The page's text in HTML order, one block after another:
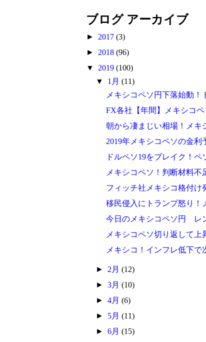
ブログ アーカイブ
► 2017 (3)
► 2018 (96)
▼ 2019 (100)
▼ 1月(11)
メキシコペソ円下落始動
FX各社【年間】メキシコペ
朝から凄まじい相場！メ
2019年メキシコペソの金利
ドルペソ19をブレイク！
メキシコペソ！判断材料
フィッチ社メキシコ格付け
移民侵入にトランプ怒り！
今日のメキシコペソ円 レ
メキシコペソ切り返して
メキシコ！インフレ低下
► 2月(12)
►3月(10)
►4月(6)
► 5月(11)
►6月(15)